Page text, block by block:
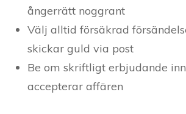
ångerrätt noggrant
Välj alltid försäkrad
skickar guld via post
Be om skriftligt erbjudande
accepterar affären